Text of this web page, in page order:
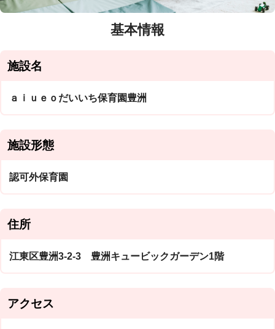
基本情報
施設名
ａｉｕｅｏだいいち保育園豊洲
施設形態
認可外保育園
住所
江東区豊洲3-2-3 豊洲キュービックガーデン1階
アクセス